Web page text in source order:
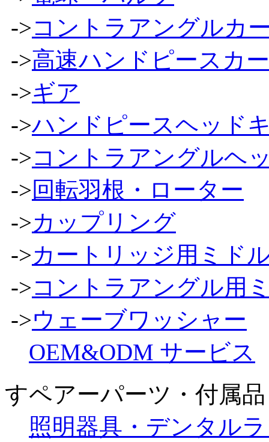
->コントラアングルカ
->高速ハンドピースカ
->ギア
->ハンドピースヘッド
->コントラアングルヘ
->回転羽根・ローター
->カップリング
->カートリッジ用ミド
->コントラアングル用
->ウェーブワッシャー
OEM&ODM サービス
すペアーパーツ・付属品
照明器具・デンタル